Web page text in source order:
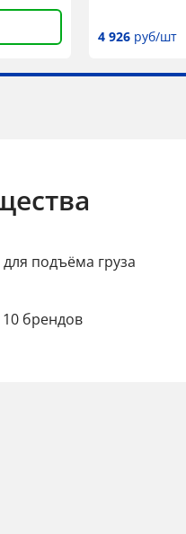
4 926 руб/шт
подъёма груза
брендов